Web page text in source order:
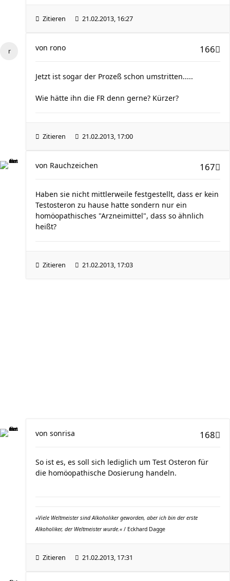
Zitieren 21.02.2013, 16:27
166
von rono
Jetzt ist sogar der Prozeß schon umstritten.....
Wie hätte ihn die FR denn gerne? Kürzer?
Zitieren 21.02.2013, 17:00
167
von Rauchzeichen
Haben sie nicht mittlerweile festgestellt, dass er kein
Testosteron zu hause hatte sondern nur ein
homöopathisches "Arzneimittel", dass so ähnlich
heißt?
Zitieren 21.02.2013, 17:03
168
von sonrisa
So ist es, es soll sich lediglich um Test Osteron für
die homöopathische Dosierung handeln.
»Viele Weltmeister sind Alkoholiker geworden, aber ich bin der erste
Alkoholiker, der Weltmeister wurde.« / Eckhard Dagge
Zitieren 21.02.2013, 17:31